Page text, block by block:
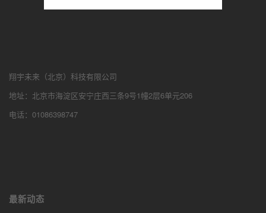
翔宇未来（北京）科技有限公司
地址：北京市海淀区安宁庄西三条9号1幢2层6单元206
电话：01086398747
最新动态